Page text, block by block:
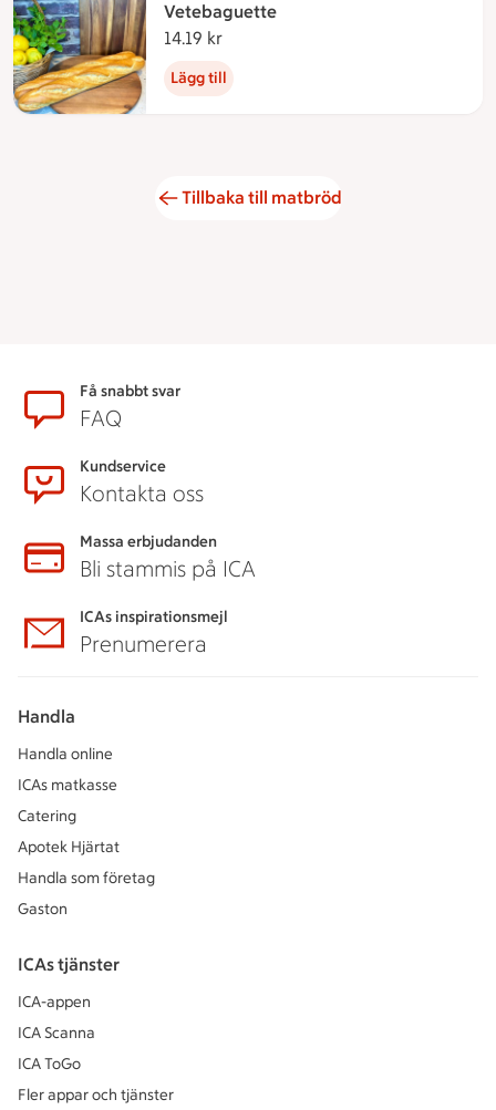
Vetebaguette
14.19 kr
Lägg till
Tillbaka till matbröd
SidfotFå snabbt svar
FAQ
Kundservice
Kontakta oss
Massa erbjudanden
Bli stammis på ICA
ICAs inspirationsmejl
Prenumerera
Handla
Handla online
ICAs matkasse
Catering
Apotek Hjärtat
Handla som företag
Gaston
ICAs tjänster
ICA-appen
ICA Scanna
ICA ToGo
Fler appar och tjänster